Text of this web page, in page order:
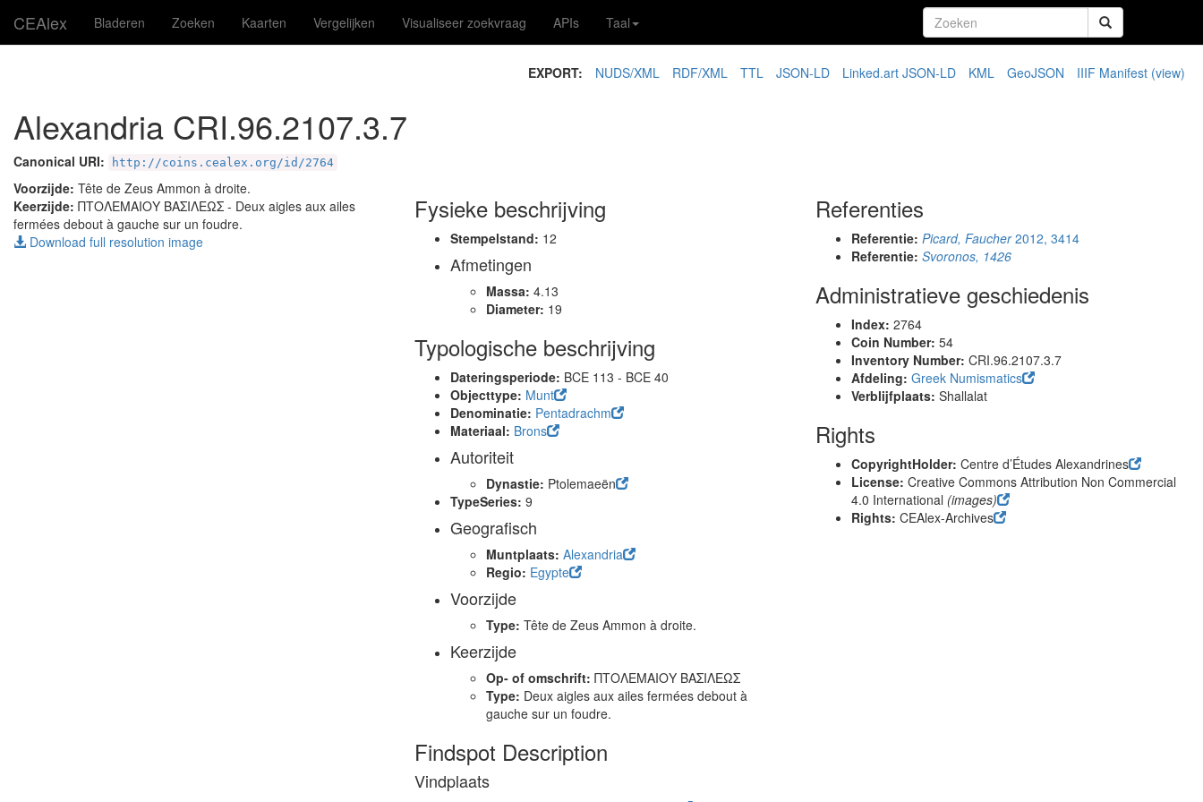
CEAlex Bladeren Zoeken Kaarten Vergelijken Visualiseer zoekvraag APIs Taal
EXPORT: NUDS/XML RDF/XML TTL JSON-LD Linked.art JSON-LD KML GeoJSON IIIF Manifest (view)
Alexandria CRI.96.2107.3.7
Canonical URI: http://coins.cealex.org/id/2764
Voorzijde: Tête de Zeus Ammon à droite.
Keerzijde: ΠΤΟΛΕΜΑΙΟΥ ΒΑΣΙΛΕΩΣ - Deux aigles aux ailes
fermées debout à gauche sur un foudre.
Download full resolution image
Fysieke beschrijving
Stempelstand: 12
Afmetingen
Massa: 4.13
Diameter: 19
Typologische beschrijving
Dateringsperiode: BCE 113 - BCE 40
Objecttype: Munt
Denominatie: Pentadrachm
Materiaal: Brons
Autoriteit
Dynastie: Ptolemaeën
TypeSeries: 9
Geografisch
Muntplaats: Alexandria
Regio: Egypte
Voorzijde
Type: Tête de Zeus Ammon à droite.
Keerzijde
Op- of omschrift: ΠΤΟΛΕΜΑΙΟΥ ΒΑΣΙΛΕΩΣ
Type: Deux aigles aux ailes fermées debout à
gauche sur un foudre.
Findspot Description
Vindplaats
Referenties
Referentie: Picard, Faucher2012, 3414
Referentie: Svoronos, 1426
Administratieve geschiedenis
Index: 2764
Coin Number: 54
Inventory Number: CRI.96.2107.3.7
Afdeling: Greek Numismatics
Verblijfplaats: Shallalat
Rights
CopyrightHolder: Centre d’Études Alexandrines
License: Creative Commons Attribution Non Commercial
4.0 International (images)
Rights: CEAlex-Archives